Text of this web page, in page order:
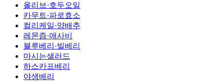
올리브·호두오일
카무트·파로효소
컬리케일·양배추
레몬즙·애사비
블루베리·빌베리
마시는샐러드
하스카프베리
야생베리